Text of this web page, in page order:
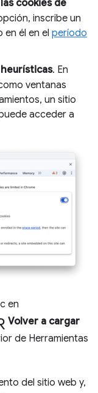
cookies de
inscribe un
él en el período
. En
ventanas
un sitio
acceder a
en
Volver a cargar
de Herramientas
del sitio web y,